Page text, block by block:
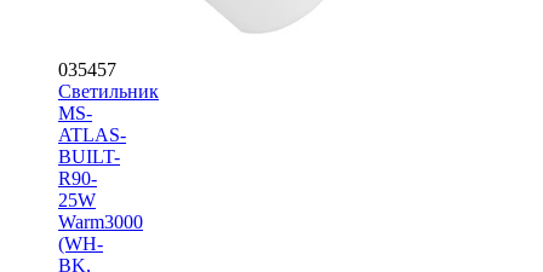
035457
Светильник
MS-
ATLAS-
BUILT-
R90-
25W
Warm3000
(WH-
BK,